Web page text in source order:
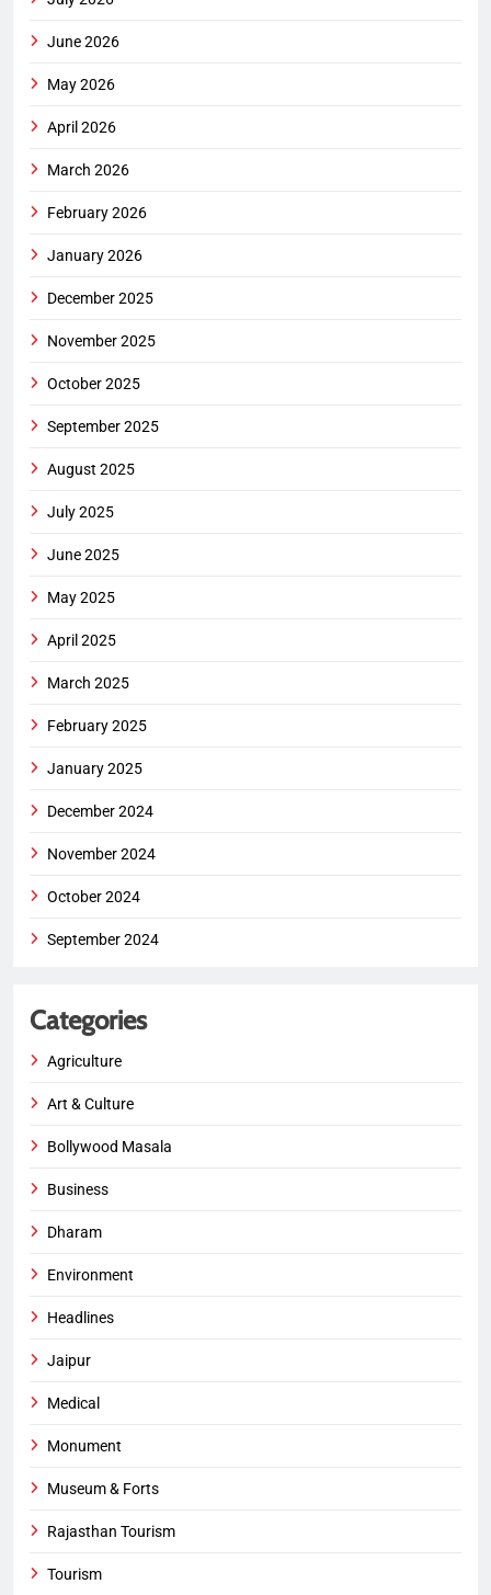
June 2026
May 2026
April 2026
March 2026
February 2026
January 2026
December 2025
November 2025
October 2025
September 2025
August 2025
July 2025
June 2025
May 2025
April 2025
March 2025
February 2025
January 2025
December 2024
November 2024
October 2024
September 2024
Categories
Agriculture
Art & Culture
Bollywood Masala
Business
Dharam
Environment
Headlines
Jaipur
Medical
Monument
Museum & Forts
Rajasthan Tourism
Tourism